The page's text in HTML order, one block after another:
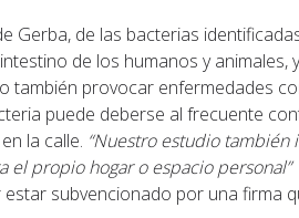
Gerba, de las bacterias
de los humanos y
también provocar enfermedades
puede deberse al frecuente
la calle. “Nuestro estudio
el propio hogar o espacio personal”
subvencionado por una firma